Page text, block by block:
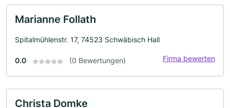
Marianne Follath
Spitalmühlenstr. 17, 74523 Schwäbisch Hall
0.0 (0 Bewertungen) Firma bewerten
Christa Domke